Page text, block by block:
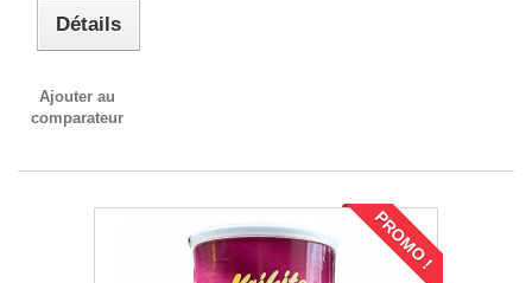
Détails
Ajouter au
comparateur
PROMO !